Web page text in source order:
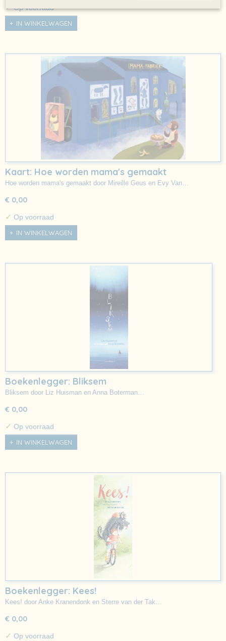
✓Op voorraad
IN WINKELWAGEN
Kaart: Hoe worden mama's gemaakt
Hoe worden mama's gemaakt door Mireille Geus en Evy Van…
€ 0,00
✓ Op voorraad
IN WINKELWAGEN
Boekenlegger: Bliksem
Bliksem door Liz Huisman en Anna Boterman…
€ 0,00
✓ Op voorraad
IN WINKELWAGEN
Boekenlegger: Kees!
Kees! door Anke Kranendonk en Sterre van der Tak…
€ 0,00
✓ Op voorraad